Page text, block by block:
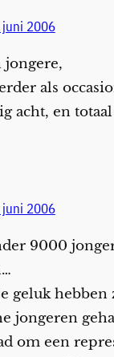
2006
jongere,
als
acht, en
2006
9000
geluk hebben
jongeren
om een